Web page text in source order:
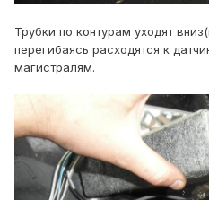
Трубки по контурам уходят
перегибаясь расходятся к
магистралям.